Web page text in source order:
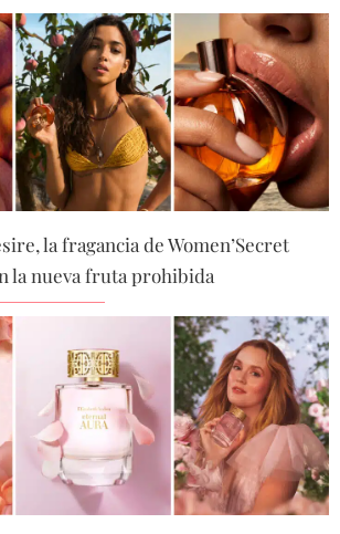
la fragancia de Women’Secret
la nueva fruta prohibida